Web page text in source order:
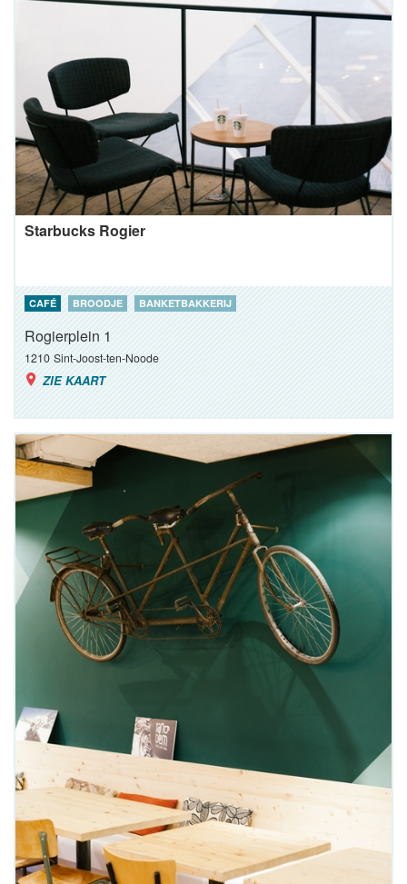
Starbucks Rogier
CAFÉ BROODJE BANKETBAKKERIJ
Rogierplein 1
1210 Sint-Joost-ten-Noode
ZIE KAART